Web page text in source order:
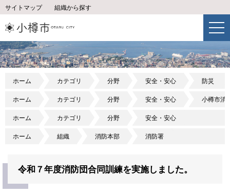
サイトマップ 組織から探す
ホーム カテゴリ 分野 安全・安心 防災
ホーム カテゴリ 分野 安全・安心 小樽市消
ホーム カテゴリ 分野 安全・安心
ホーム 組織 消防本部 消防署
令和７年度消防団合同訓練を実施しました。